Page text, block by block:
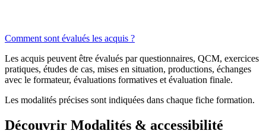
Comment sont évalués les acquis ?
Les acquis peuvent être évalués par questionnaires, QCM, exercices
pratiques, études de cas, mises en situation, productions, échanges
avec le formateur, évaluations formatives et évaluation finale.
Les modalités précises sont indiquées dans chaque fiche formation.
Découvrir Modalités & accessibilité